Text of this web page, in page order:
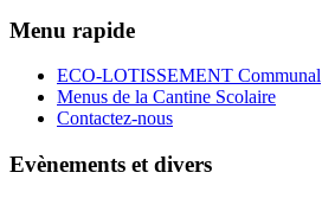
Menu rapide
ECO-LOTISSEMENT Communal
Menus de la Cantine Scolaire
Contactez-nous
Evènements et divers